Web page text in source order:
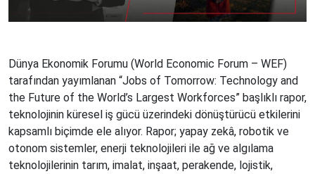
Dünya Ekonomik Forumu (World Economic Forum – WEF)
tarafından yayımlanan “Jobs of Tomorrow: Technology and
the Future of the World’s Largest Workforces” başlıklı rapor,
teknolojinin küresel iş gücü üzerindeki dönüştürücü etkilerini
kapsamlı biçimde ele alıyor. Rapor; yapay zekâ, robotik ve
otonom sistemler, enerji teknolojileri ile ağ ve algılama
teknolojilerinin tarım, imalat, inşaat, perakende, lojistik,